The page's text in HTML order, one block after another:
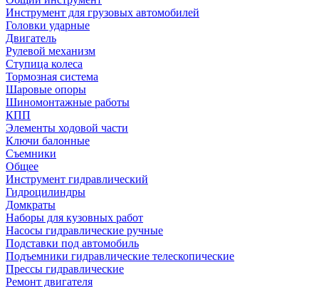
Инструмент для грузовых автомобилей
Головки ударные
Двигатель
Рулевой механизм
Ступица колеса
Тормозная система
Шаровые опоры
Шиномонтажные работы
КПП
Элементы ходовой части
Ключи балонные
Съемники
Общее
Инструмент гидравлический
Гидроцилиндры
Домкраты
Наборы для кузовных работ
Насосы гидравлические ручные
Подставки под автомобиль
Подъемники гидравлические телескопические
Прессы гидравлические
Ремонт двигателя